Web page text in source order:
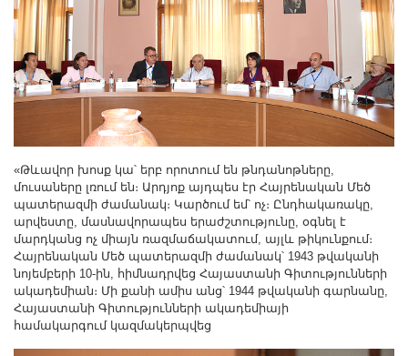
«Թևավոր խոսք կա՝ երբ որոտում են թնդանոթները,
մուսաները լռում են։ Արդյոք այդպես էր Հայրենական Մեծ
պատերազմի ժամանակ։ Կարծում եմ՝ ոչ։ Ընդհակառակը,
արվեստը, մասնավորապես երաժշտությունը, օգնել է
մարդկանց ոչ միայն ռազմաճակատում, այլև թիկունքում։
Հայրենական Մեծ պատերազմի ժամանակ՝ 1943 թվականի
նոյեմբերի 10-ին, հիմնադրվեց Հայաստանի Գիտությունների
ակադեմիան։ Մի քանի ամիս անց՝ 1944 թվականի գարնանը,
Հայաստանի Գիտությունների ակադեմիայի
համակարգում կազմակերպվեց